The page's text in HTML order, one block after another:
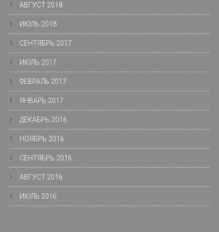
АВГУСТ 2018
ИЮЛЬ 2018
СЕНТЯБРЬ 2017
ИЮЛЬ 2017
ФЕВРАЛЬ 2017
ЯНВАРЬ 2017
ДЕКАБРЬ 2016
НОЯБРЬ 2016
СЕНТЯБРЬ 2016
АВГУСТ 2016
ИЮЛЬ 2016